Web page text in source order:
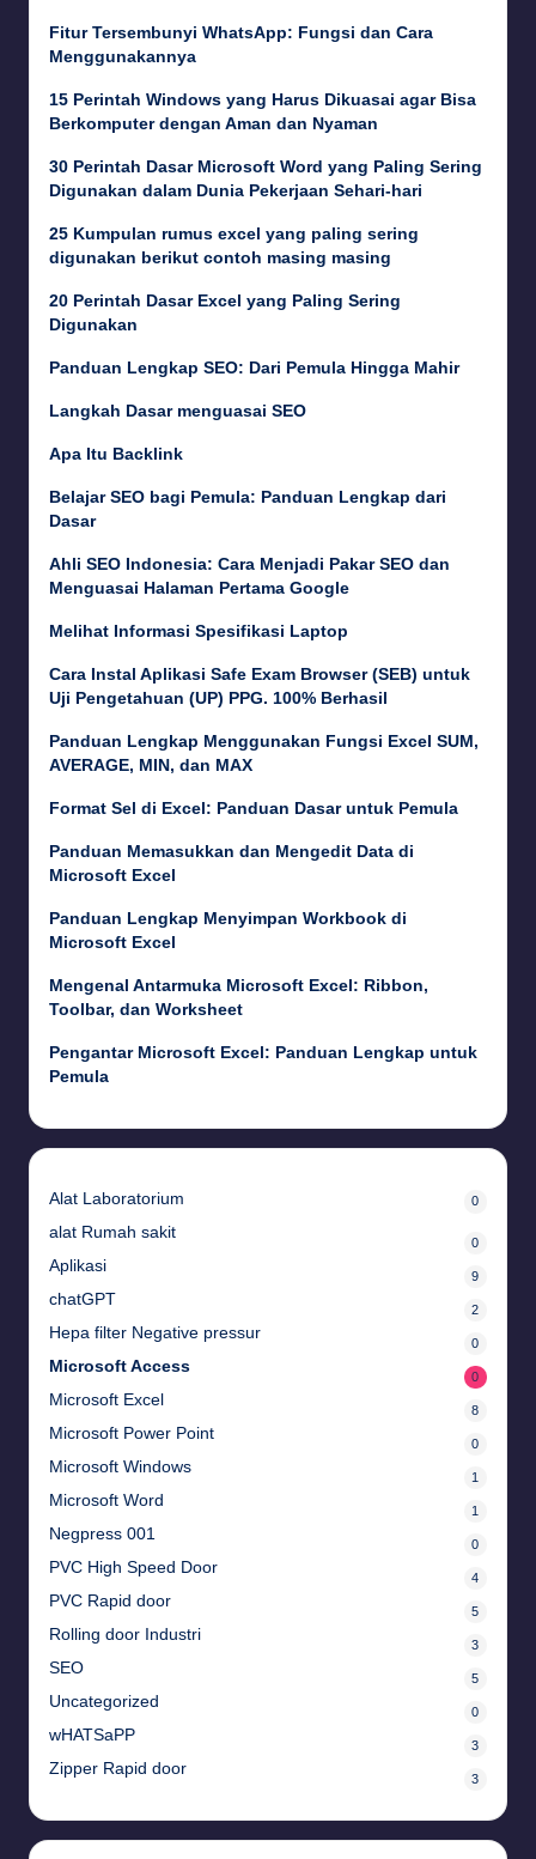
Fitur Tersembunyi WhatsApp: Fungsi dan Cara
Menggunakannya
15 Perintah Windows yang Harus Dikuasai agar Bisa
Berkomputer dengan Aman dan Nyaman
30 Perintah Dasar Microsoft Word yang Paling Sering
Digunakan dalam Dunia Pekerjaan Sehari-hari
25 Kumpulan rumus excel yang paling sering
digunakan berikut contoh masing masing
20 Perintah Dasar Excel yang Paling Sering
Digunakan
Panduan Lengkap SEO: Dari Pemula Hingga Mahir
Langkah Dasar menguasai SEO
Apa Itu Backlink
Belajar SEO bagi Pemula: Panduan Lengkap dari
Dasar
Ahli SEO Indonesia: Cara Menjadi Pakar SEO dan
Menguasai Halaman Pertama Google
Melihat Informasi Spesifikasi Laptop
Cara Instal Aplikasi Safe Exam Browser (SEB) untuk
Uji Pengetahuan (UP) PPG. 100% Berhasil
Panduan Lengkap Menggunakan Fungsi Excel SUM,
AVERAGE, MIN, dan MAX
Format Sel di Excel: Panduan Dasar untuk Pemula
Panduan Memasukkan dan Mengedit Data di
Microsoft Excel
Panduan Lengkap Menyimpan Workbook di
Microsoft Excel
Mengenal Antarmuka Microsoft Excel: Ribbon,
Toolbar, dan Worksheet
Pengantar Microsoft Excel: Panduan Lengkap untuk
Pemula
Alat Laboratorium 0
alat Rumah sakit
0
Aplikasi
9
chatGPT
2
Hepa filter Negative pressur
0
Microsoft Access
0
Microsoft Excel
8
Microsoft Power Point
0
Microsoft Windows
1
Microsoft Word
1
Negpress 001
0
PVC High Speed Door
4
PVC Rapid door
5
Rolling door Industri
3
SEO
5
Uncategorized
0
wHATSaPP
3
Zipper Rapid door
3